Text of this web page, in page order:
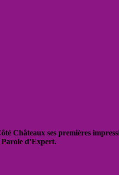
ses premières
Parole d’Expert.